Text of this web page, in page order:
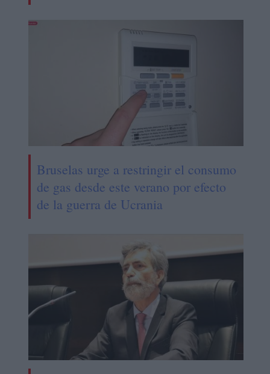
Bruselas urge a restringir el consumo
de gas desde este verano por efecto
de la guerra de Ucrania